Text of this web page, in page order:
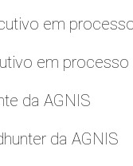
em
em processo
da AGNIS
da AGNIS